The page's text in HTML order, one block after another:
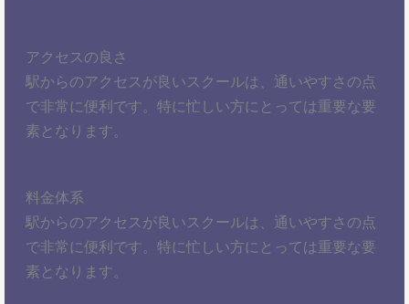
アクセスの良さ
駅からのアクセスが良いスクールは、通いやすさの点
で非常に便利です。特に忙しい方にとっては重要な要
素となります。
料金体系
駅からのアクセスが良いスクールは、通いやすさの点
で非常に便利です。特に忙しい方にとっては重要な要
素となります。